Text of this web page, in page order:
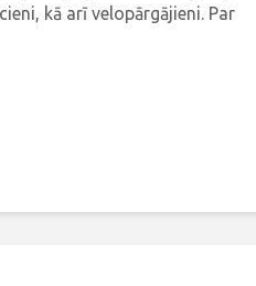
kā arī velopārgājieni. Par